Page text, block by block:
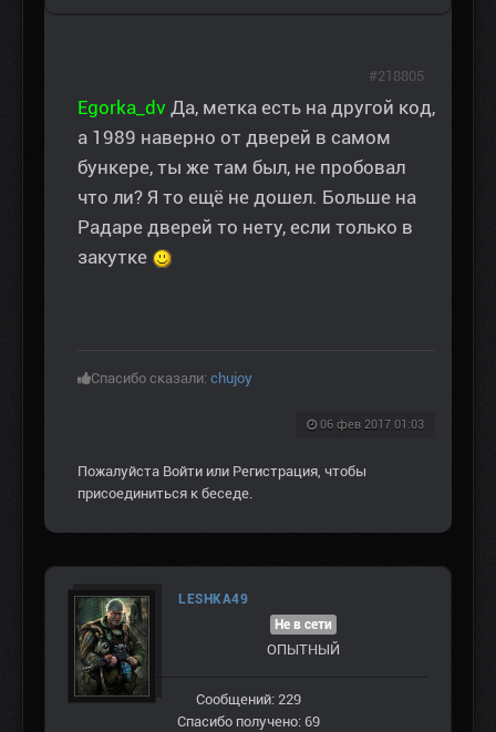
Egorka_dv Да, метка есть на другой код,
а 1989 наверно от дверей в самом
бункере, ты же там был, не пробовал
что ли? Я то ещё не дошел. Больше на
Радаре дверей то нету, если только в
закутке
Спасибо сказали: chujoy
06 фев 2017 01:03
#218805
Пожалуйста Войти или Регистрация, чтобы
присоединиться к беседе.
LESHKA49
Не в сети
ОПЫТНЫЙ
Сообщений: 229
Спасибо получено: 69